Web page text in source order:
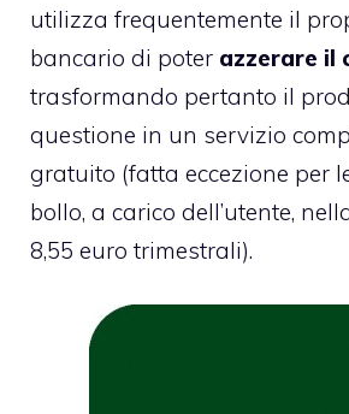
utilizza frequentemente il
bancario di poter azzerare il
trasformando pertanto il
questione in un servizio
gratuito (fatta eccezione per
bollo, a carico dell’utente,
8,55 euro trimestrali).